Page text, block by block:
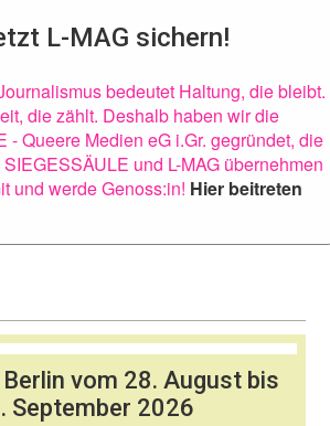
L-MAG sichern!
bedeutet Haltung, die bleibt.
die zählt. Deshalb haben wir die
- Queere Medien eG i.Gr. gegründet, die
und L-MAG übernehmen
und werde Genoss:in! Hier beitreten
vom 28. August bis
September 2026